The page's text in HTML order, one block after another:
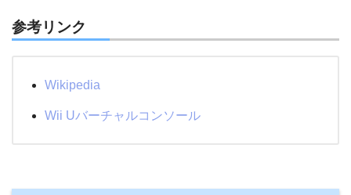
参考リンク
Wikipedia
Wii Uバーチャルコンソール